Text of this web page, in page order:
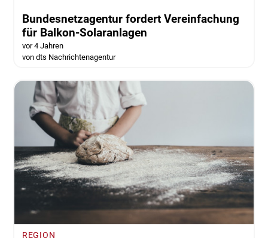
Bundesnetzagentur fordert Vereinfachung
für Balkon-Solaranlagen
vor 4 Jahren
von dts Nachrichtenagentur
REGION